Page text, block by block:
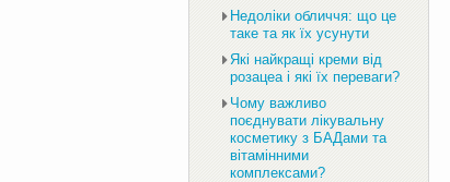
Недоліки обличчя: що це
таке та як їх усунути
Які найкращі креми від
розацеа і які їх переваги?
Чому важливо
поєднувати лікувальну
косметику з БАДами та
вітамінними
комплексами?